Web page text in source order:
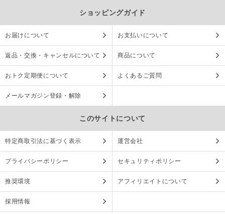
ショッピングガイド
お届けについて お支払いについて
返品・交換・キャンセルについて 商品について
おトク定期便について よくあるご質問
メールマガジン登録・解除
このサイトについて
特定商取引法に基づく表示 運営会社
プライバシーポリシー セキュリティポリシー
推奨環境 アフィリエイトについて
採用情報